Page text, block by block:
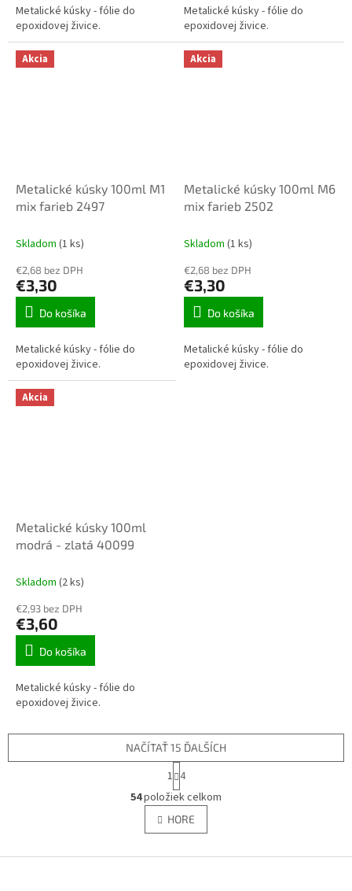
Metalické kúsky - fólie do
epoxidovej živice.
Metalické kúsky - fólie do
epoxidovej živice.
Akcia
Metalické kúsky 100ml M1
mix farieb 2497
Skladom (1 ks)
€2,68 bez DPH
€3,30
Do košíka
Metalické kúsky - fólie do
epoxidovej živice.
Akcia
Metalické kúsky 100ml M6
mix farieb 2502
Skladom (1 ks)
€2,68 bez DPH
€3,30
Do košíka
Metalické kúsky - fólie do
epoxidovej živice.
Akcia
Metalické kúsky 100ml
modrá - zlatá 40099
Skladom (2 ks)
€2,93 bez DPH
€3,60
Do košíka
Metalické kúsky - fólie do
epoxidovej živice.
O
v
l
á
NAČÍTAŤ 15 ĎALŠÍCH
S
t
r
á
n
k
v
1 4
54položiek celkom
HORE